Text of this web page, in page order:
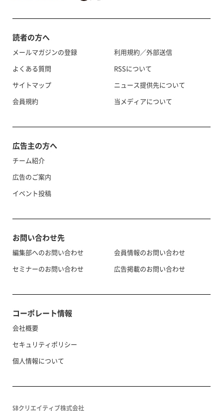
読者の方へ
メールマガジンの登録
よくある質問
サイトマップ
会員規約
利用規約／外部送信
RSSについて
ニュース提供先について
当メディアについて
広告主の方へ
チーム紹介
広告のご案内
イベント投稿
お問い合わせ先
編集部へのお問い合わせ
セミナーのお問い合わせ
会員情報のお問い合わせ
広告掲載のお問い合わせ
コーポレート情報
会社概要
セキュリティポリシー
個人情報について
SBクリエイティブ株式会社